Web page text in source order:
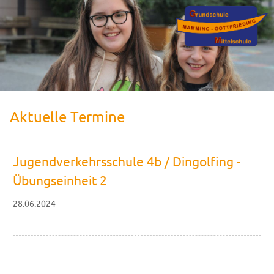
Aktuelle Termine
Jugendverkehrsschule 4b / Dingolfing -
Übungseinheit 2
28.06.2024